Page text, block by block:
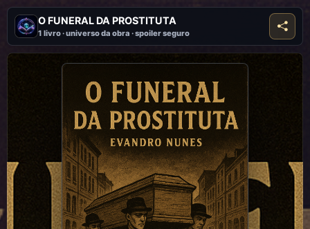
O FUNERAL DA PROSTITUTA
1 livro · universo da obra · spoiler seguro